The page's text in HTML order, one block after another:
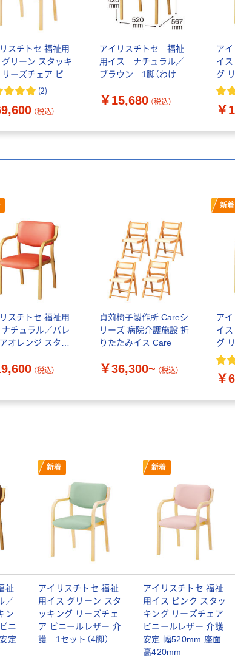
スチトセ 福祉用
ーン スタッキ
ーズチェア ビニ
ザー 介護 1セッ
(2)
（税込）
アイリスチトセ 福祉
用イス ナチュラル／
ブラウン 1脚（わけあ
￥15,680 （税込）
ア
イ
グ
ルレ
￥
スチトセ 福祉用
ナチュラル／バレ
オレンジ スタッ
レザー 介護 安定
（税込）
貞苅椅子製作所 Careシ
リーズ 病院介護施設 折
りたたみイス Care
￥36,300~ （税込）
新着
ア
イ
グ
ル
￥
新着 新着
祉
／
ン
ニ
定
アイリスチトセ 福祉
用イス グリーン スタ
ッキング リーズチェ
ア ビニールレザー 介
護 1セット（4脚）
アイリスチトセ 福祉
用イス ピンク スタッ
キング リーズチェア
ビニールレザー 介護
安定 幅520mm 座面
高420mm